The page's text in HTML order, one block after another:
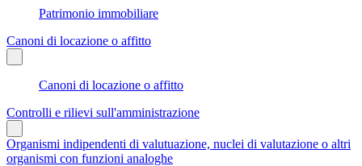
Patrimonio immobiliare
Canoni di locazione o affitto
Canoni di locazione o affitto
Controlli e rilievi sull'amministrazione
Organismi indipendenti di valutuazione, nuclei di valutazione o altri
organismi con funzioni analoghe